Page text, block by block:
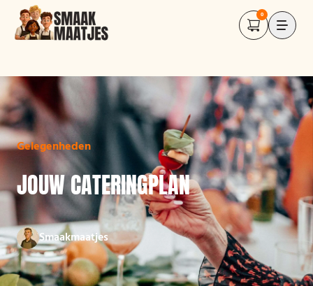
0
Gelegenheden
JOUW CATERINGPLAN
Smaakmaatjes